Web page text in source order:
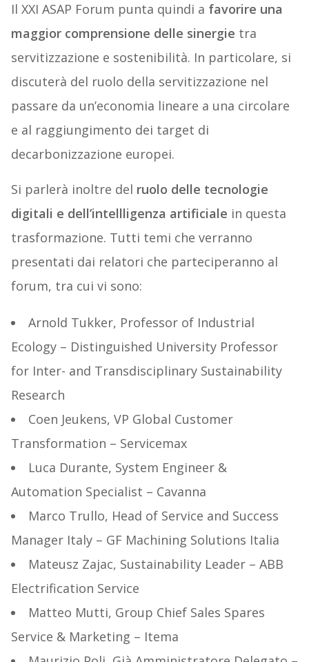
Il XXI ASAP Forum punta quindi a favorire una
maggior comprensione delle sinergie tra
servitizzazione e sostenibilità. In particolare, si
discuterà del ruolo della servitizzazione nel
passare da un’economia lineare a una circolare
e al raggiungimento dei target di
decarbonizzazione europei.
Si parlerà inoltre del ruolo delle tecnologie
digitali e dell’intellligenza artificiale in questa
trasformazione. Tutti temi che verranno
presentati dai relatori che parteciperanno al
forum, tra cui vi sono:
Arnold Tukker, Professor of Industrial
Ecology – Distinguished University Professor
for Inter- and Transdisciplinary Sustainability
Research
Coen Jeukens, VP Global Customer
Transformation – Servicemax
Luca Durante, System Engineer &
Automation Specialist – Cavanna
Marco Trullo, Head of Service and Success
Manager Italy – GF Machining Solutions Italia
Mateusz Zajac, Sustainability Leader – ABB
Electrification Service
Matteo Mutti, Group Chief Sales Spares
Service & Marketing – Itema